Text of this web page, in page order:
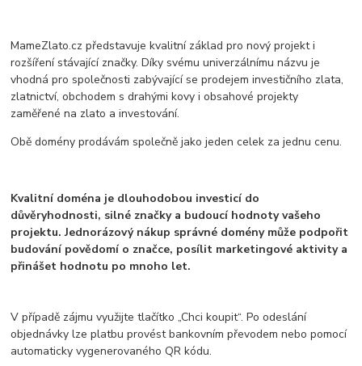
MameZlato.cz představuje kvalitní základ pro nový projekt i
rozšíření stávající značky. Díky svému univerzálnímu názvu je
vhodná pro společnosti zabývající se prodejem investičního zlata,
zlatnictví, obchodem s drahými kovy i obsahové projekty
zaměřené na zlato a investování.
Obě domény prodávám společně jako jeden celek za jednu cenu.
Kvalitní doména je dlouhodobou investicí do
důvěryhodnosti, silné značky a budoucí hodnoty vašeho
projektu. Jednorázový nákup správné domény může podpořit
budování povědomí o značce, posílit marketingové aktivity a
přinášet hodnotu po mnoho let.
V případě zájmu využijte tlačítko „Chci koupit“. Po odeslání
objednávky lze platbu provést bankovním převodem nebo pomocí
automaticky vygenerovaného QR kódu.